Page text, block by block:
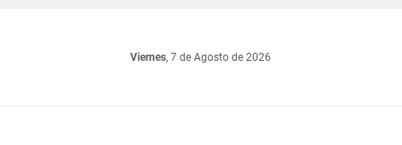
Viernes, 7 de Agosto de 2026